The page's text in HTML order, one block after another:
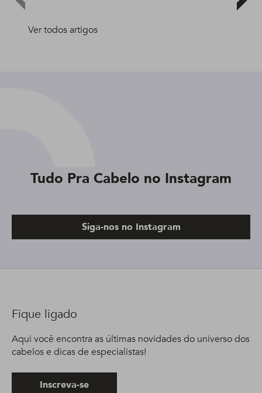
Ver todos artigos
Tudo Pra Cabelo no Instagram
Siga-nos no Instagram
Fique ligado
Aqui você encontra as últimas novidades do universo dos
cabelos e dicas de especialistas!
Inscreva-se